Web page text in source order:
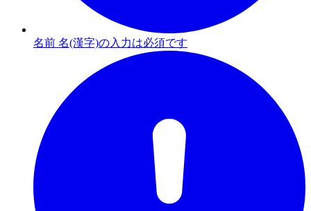
名前 名(漢字)の入力は必須です